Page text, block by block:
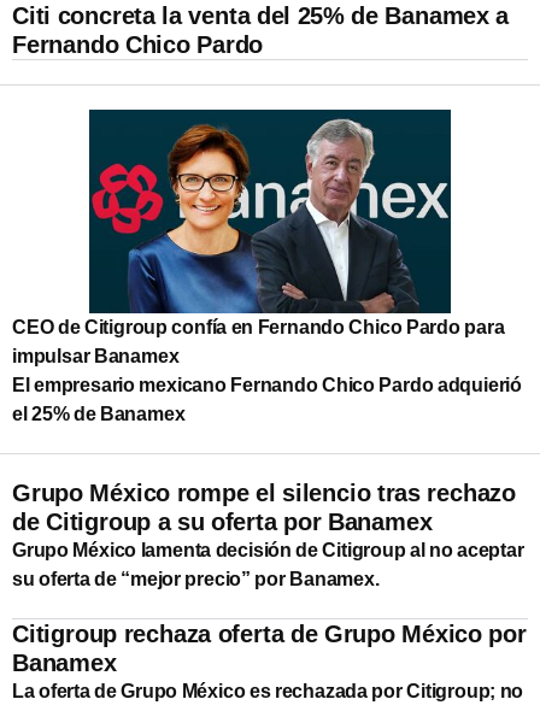
Citi concreta la venta del 25% de Banamex a
Fernando Chico Pardo
CEO de Citigroup confía en Fernando Chico Pardo para
impulsar Banamex
El empresario mexicano Fernando Chico Pardo adquierió
el 25% de Banamex
Grupo México rompe el silencio tras rechazo
de Citigroup a su oferta por Banamex
Grupo México lamenta decisión de Citigroup al no aceptar
su oferta de “mejor precio” por Banamex.
Citigroup rechaza oferta de Grupo México por
Banamex
La oferta de Grupo México es rechazada por Citigroup; no